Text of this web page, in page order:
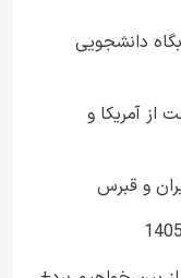
دانشجویی
از آمریکا و
و قبرس